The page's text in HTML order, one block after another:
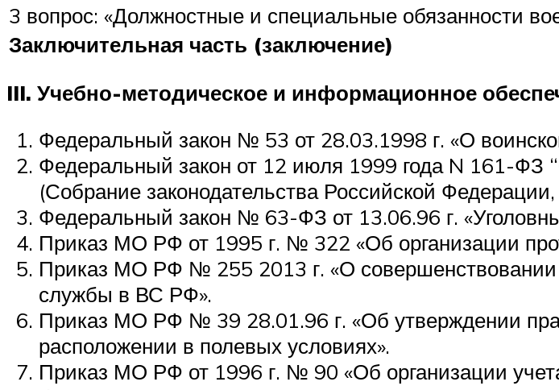
3 вопрос: «Должностные и специальные обязанности
Заключительная часть (заключение)
III. Учебно-методическое и информационное
Федеральный закон № 53 от 28.03.1998 г. «О
Федеральный закон от 12 июля 1999 года N 161-ФЗ
(Собрание законодательства Российской
Федеральный закон № 63-ФЗ от 13.06.96 г.
Приказ МО РФ от 1995 г. № 322 «Об организации
Приказ МО РФ № 255 2013 г. «О совершенствовании
службы в ВС РФ».
Приказ МО РФ № 39 28.01.96 г. «Об утверждении
расположении в полевых условиях».
Приказ МО РФ от 1996 г. № 90 «Об организации